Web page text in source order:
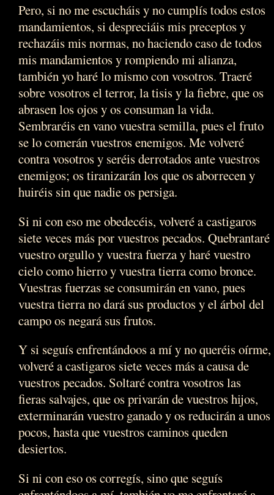
Pero, si no me escucháis y no cumplís todos estos
mandamientos, si despreciáis mis preceptos y
rechazáis mis normas, no haciendo caso de todos
mis mandamientos y rompiendo mi alianza,
también yo haré lo mismo con vosotros. Traeré
sobre vosotros el terror, la tisis y la fiebre, que os
abrasen los ojos y os consuman la vida.
Sembraréis en vano vuestra semilla, pues el fruto
se lo comerán vuestros enemigos. Me volveré
contra vosotros y seréis derrotados ante vuestros
enemigos; os tiranizarán los que os aborrecen y
huiréis sin que nadie os persiga.
Si ni con eso me obedecéis, volveré a castigaros
siete veces más por vuestros pecados. Quebrantaré
vuestro orgullo y vuestra fuerza y haré vuestro
cielo como hierro y vuestra tierra como bronce.
Vuestras fuerzas se consumirán en vano, pues
vuestra tierra no dará sus productos y el árbol del
campo os negará sus frutos.
Y si seguís enfrentándoos a mí y no queréis oírme,
volveré a castigaros siete veces más a causa de
vuestros pecados. Soltaré contra vosotros las
fieras salvajes, que os privarán de vuestros hijos,
exterminarán vuestro ganado y os reducirán a unos
pocos, hasta que vuestros caminos queden
desiertos.
Si ni con eso os corregís, sino que seguís